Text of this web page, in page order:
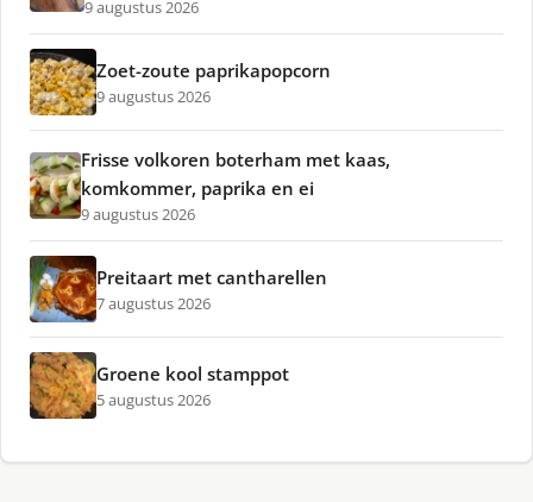
9 augustus 2026
Zoet-zoute paprikapopcorn
9 augustus 2026
Frisse volkoren boterham met kaas,
komkommer, paprika en ei
9 augustus 2026
Preitaart met cantharellen
7 augustus 2026
Groene kool stamppot
5 augustus 2026